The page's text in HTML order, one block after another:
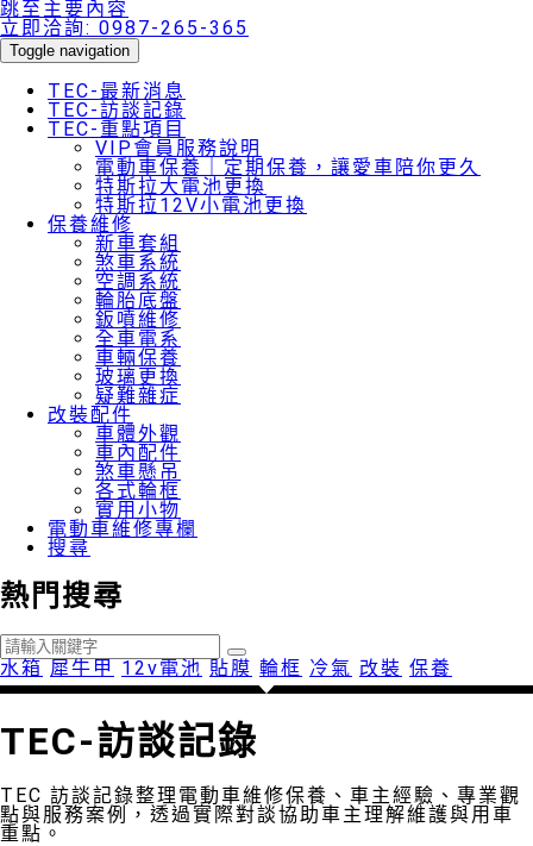
跳至主要內容
立即洽詢: 0987-265-365
Toggle navigation
TEC-最新消息
TEC-訪談記錄
TEC-重點項目
VIP會員服務說明
電動車保養｜定期保養，讓愛車陪你更久
特斯拉大電池更換
特斯拉12V小電池更換
保養維修
新車套組
煞車系統
空調系統
輪胎底盤
鈑噴維修
全車電系
車輛保養
玻璃更換
疑難雜症
改裝配件
車體外觀
車內配件
煞車懸吊
各式輪框
實用小物
電動車維修專欄
搜尋
熱門搜尋
水箱 犀牛甲 12v電池 貼膜 輪框 冷氣 改裝 保養
TEC-訪談記錄
TEC 訪談記錄整理電動車維修保養、車主經驗、專業觀
點與服務案例，透過實際對談協助車主理解維護與用車
重點。